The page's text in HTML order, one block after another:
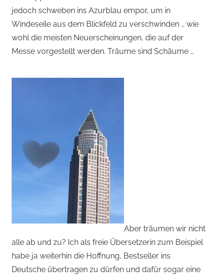
jedoch schweben ins Azurblau empor, um in
Windeseile aus dem Blickfeld zu verschwinden … wie
wohl die meisten Neuerscheinungen, die auf der
Messe vorgestellt werden. Träume sind Schäume …
Aber träumen wir nicht
alle ab und zu? Ich als freie Übersetzerin zum Beispiel
habe ja weiterhin die Hoffnung, Bestseller ins
Deutsche übertragen zu dürfen und dafür sogar eine